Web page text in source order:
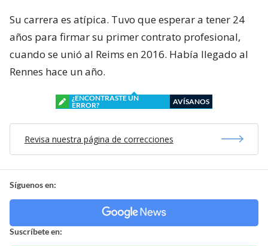
Su carrera es atípica. Tuvo que esperar a tener 24
años para firmar su primer contrato profesional,
cuando se unió al Reims en 2016. Había llegado al
Rennes hace un año.
¿ENCONTRASTE UN
ERROR?
AVÍSANOS
Revisa nuestra página de correcciones
Síguenos en:
Suscríbete en: